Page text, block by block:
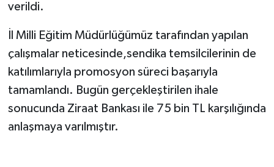
verildi.
İl Milli Eğitim Müdürlüğümüz tarafından yapılan
çalışmalar neticesinde,sendika temsilcilerinin de
katılımlarıyla promosyon süreci başarıyla
tamamlandı. Bugün gerçekleştirilen ihale
sonucunda Ziraat Bankası ile 75 bin TL karşılığında
anlaşmaya varılmıştır.